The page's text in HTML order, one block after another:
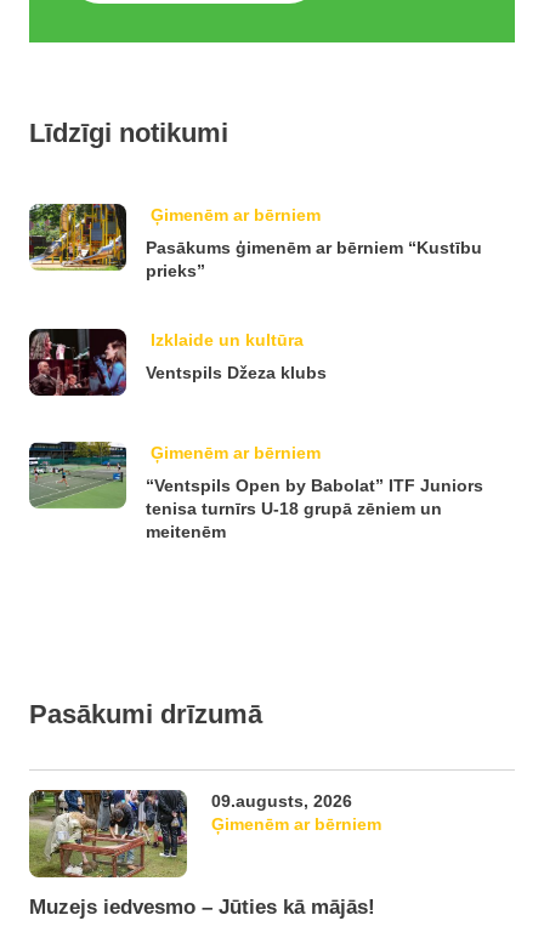
Līdzīgi notikumi
Ģimenēm ar bērniem
Pasākums ģimenēm ar bērniem “Kustību
prieks”
Izklaide un kultūra
Ventspils Džeza klubs
Ģimenēm ar bērniem
“Ventspils Open by Babolat” ITF Juniors
tenisa turnīrs U-18 grupā zēniem un
meitenēm
Pasākumi drīzumā
09.augusts, 2026
Ģimenēm ar bērniem
Muzejs iedvesmo – Jūties kā mājās!